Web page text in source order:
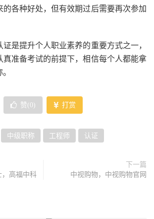
的各种好处，但有效期过后需要再次参加
是提升个人职业素养的重要方式之一，
真准备考试的前提下，相信每个人都能拿
赞( 0 ) 打赏
中级职称 工程师 认证
，高福中科
下一篇
中视购物，中视购物官网